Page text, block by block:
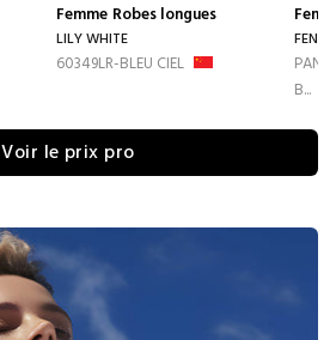
Femme Robes longues
LILY WHITE
60349LR-BLEU CIEL
B...
Voir le prix pro